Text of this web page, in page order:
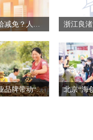
房租不给减免？人民网帮助一企业省了3万多
广西农业品牌带动“桂品出乡”